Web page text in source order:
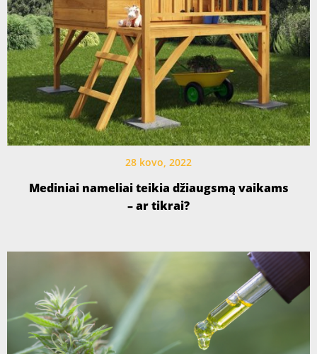
28 kovo, 2022
Mediniai nameliai teikia džiaugsmą vaikams
– ar tikrai?